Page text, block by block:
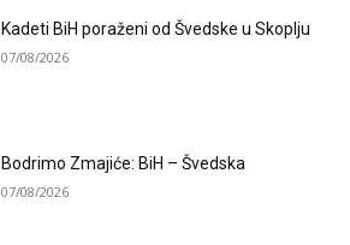
Kadeti BiH poraženi od Švedske u Skoplju
07/08/2026
Bodrimo Zmajiće: BiH – Švedska
07/08/2026